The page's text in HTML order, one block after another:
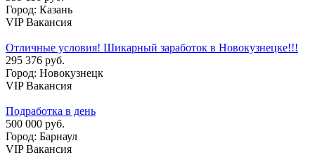
Город: Казань
VIP Вакансия
Отличные условия! Шикарный заработок в Новокузнецке!!!
295 376 руб.
Город: Новокузнецк
VIP Вакансия
Подработка в день
500 000 руб.
Город: Барнаул
VIP Вакансия